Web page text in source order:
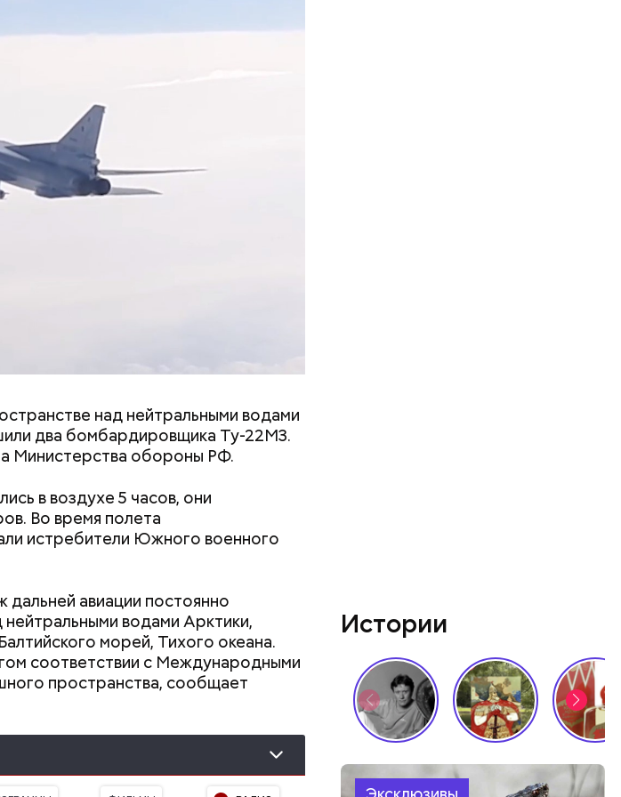
над нейтральными водами
два бомбардировщика Ту-22М3.
Министерства обороны РФ.
в воздухе 5 часов, они
Во время полета
истребители Южного военного
авиации постоянно
водами Арктики,
морей, Тихого океана.
соответствии с Международными
пространства, сообщает
в Иерусалим, Николай
путников молитвой успокоил
Николай спас от смерти трех
градоначальником.
Истории